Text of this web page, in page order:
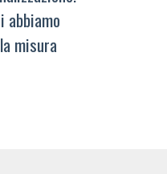
abbiamo
misura